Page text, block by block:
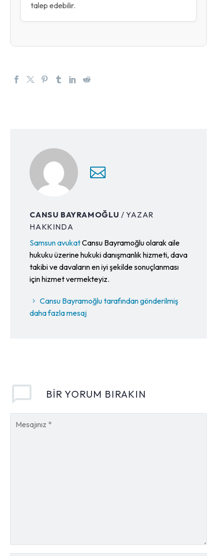
talep edebilir.
CANSU BAYRAMOĞLU / YAZAR
HAKKINDA
Samsun avukatCansu Bayramoğlu olarak aile
hukuku üzerine hukuki danışmanlık hizmeti, dava
takibi ve davaların en iyi şekilde sonuçlanması
için hizmet vermekteyiz.
Cansu Bayramoğlu tarafından gönderilmiş
daha fazla mesaj
BIR YORUM BIRAKIN